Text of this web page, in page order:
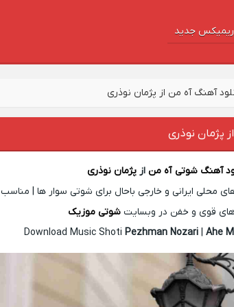
ریمیکس جدید
آهنگ آه من از پژمان نوذری
پژمان نوذری
آهنگ شوتی آه من ازپژمان نوذری
محلی ایرانی و خارجی باحال برای شوتی سوار ها | مناسب
قوی و خفن در وبسایتشوتی موزیک
Download Music ShotiPezhman Nozari |Ahe